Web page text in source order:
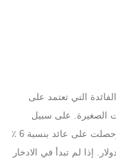
التي تعتمد على
الصغيرة. على سبيل
المثال ، إذا أنفقت 100 دولار شهريًا لمدة 30 عامًا وحصلت على عائد بنسبة 6 ٪
كل عام ، فسوف ينتهي بك الأمر بأكثر من 100000 دولار. إذا لم تبدأ في الادخار